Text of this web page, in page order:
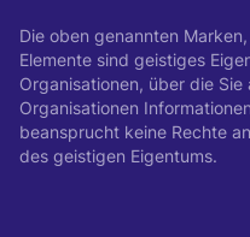
Die oben genannten
Elemente sind geistiges
Organisationen, über die
Organisationen
beansprucht keine Rechte
des geistigen Eigentums.